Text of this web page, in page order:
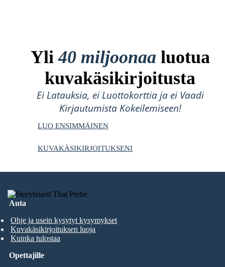
Yli40 miljoonaa luotua
kuvakäsikirjoitusta
Ei Latauksia, ei Luottokorttia ja ei Vaadi
Kirjautumista Kokeilemiseen!
LUO ENSIMMÄINEN
KUVAKÄSIKIRJOITUKSENI
Auta
Ohje ja usein kysytyt kysymykset
Kuvakäsikirjoituksen luoja
Kuinka tulostaa
Opettajille